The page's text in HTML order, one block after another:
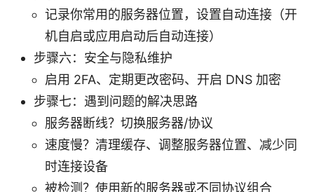
记录你常用的服务器位置，设置自动连接（开
机自启或应用启动后自动连接）
步骤六：安全与隐私维护
启用 2FA、定期更改密码、开启 DNS 加密
步骤七：遇到问题的解决思路
服务器断线？切换服务器/协议
速度慢？清理缓存、调整服务器位置、减少同
时连接设备
被检测？使用新的服务器或不同协议组合